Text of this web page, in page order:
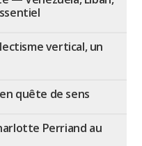
vertical, un
quête de sens
Perriand au